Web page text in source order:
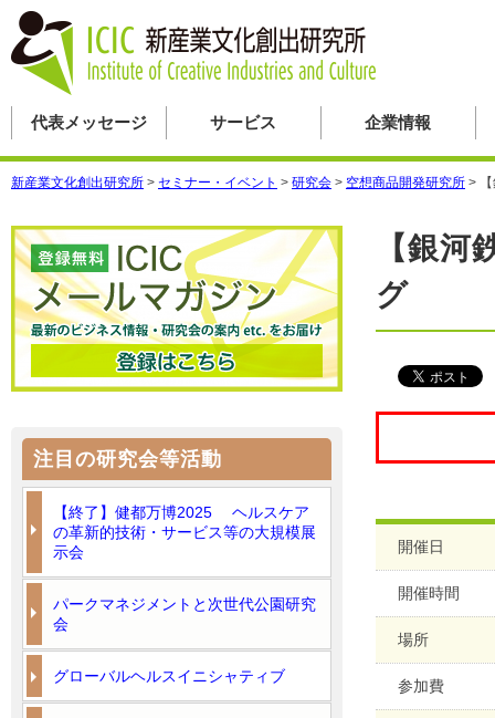
代表メッセージ サービス 企業情報
新産業文化創出研究所 > セミナー・イベント > 研究会 > 空想商品開発研究所 >
【銀
グ
開催日
開催時間
場所
参加費
注目の研究会等活動
【終了】健都万博2025 ヘルスケア
の革新的技術・サービス等の大規模展
示会
パークマネジメントと次世代公園研究
会
グローバルヘルスイニシャティブ